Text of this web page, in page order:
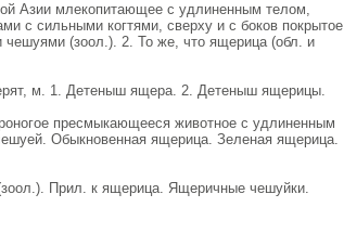
млекопитающее с удлиненным телом,
с сильными когтями, сверху и с боков покрытое
(зоол.). 2. То же, что ящерица (обл. и
м. 1. Детеныш ящера. 2. Детеныш ящерицы.
пресмыкающееся животное с удлиненным
Обыкновенная ящерица. Зеленая ящерица.
Прил. к ящерица. Ящеричные чешуйки.